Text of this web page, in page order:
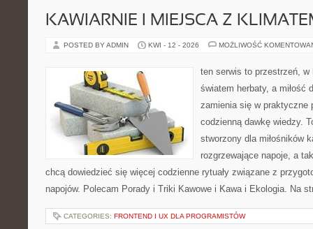
KAWIARNIE I MIEJSCA Z
POSTED BY ADMIN KWI - 12 - 2026 MOŻLIWOŚĆ
ten serwis to przestrzeń,
światem herbaty, a miłość
zamienia się w praktyczne
codzienną dawkę wiedzy.
stworzony dla miłośników
rozgrzewające napoje, a
chcą dowiedzieć się więcej codzienne rytuały związane z
napojów. Polecam Porady i Triki Kawowe i Kawa i Ekologia. Na
CATEGORIES: FRONTEND I UX DLA PROGRAMISTÓW